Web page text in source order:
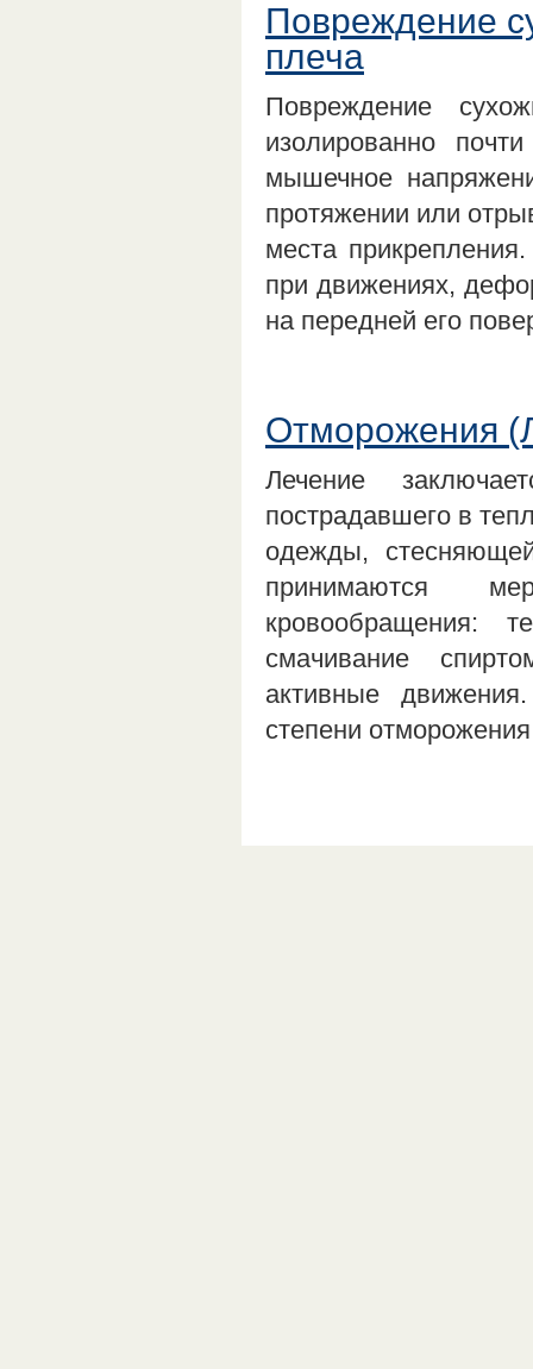
Повреждение
плеча
Повреждение
изолированно
мышечное
протяжении или
места
при движениях,
на передней его
Отморожения
Лечение
пострадавшего в
одежды,
принимаются
кровообращения:
смачивание
активные
степени